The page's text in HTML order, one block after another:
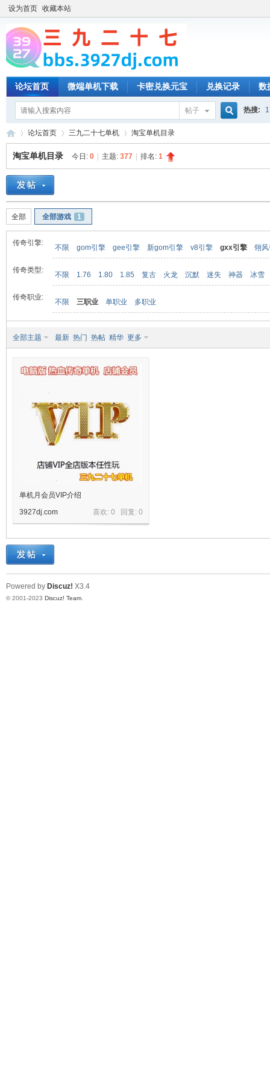
设为首页 收藏本站
论坛首页 微端单机下载 卡密兑换元宝 兑换记录 数
帖子 热搜:
十
»
论坛首页 三九二十七单机 淘宝单机目录
淘宝单机目录 今日: 0 主题: 377 排名: 1
全部 全部游戏 1
传奇引擎:
不限 gom引擎 gee引擎 新gom引擎 v8引擎 gxx引擎 翎
传奇类型:
不限 1.76 1.80 1.85 复古 火龙 沉默 迷失 神器 冰雪
传奇职业:
不限 三职业 单职业 多职业
全部主题 最新 热门 热帖 精华 更多
单机月会员VIP介绍
喜欢: 0 回复: 0
3927dj.com
Powered by Discuz! X3.4
© 2001-2023 Discuz! Team.